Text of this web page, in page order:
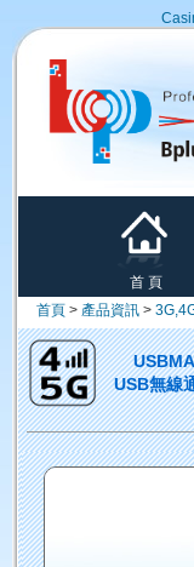
首 頁
首頁 > 產品資訊 >
USBMA
USB無線